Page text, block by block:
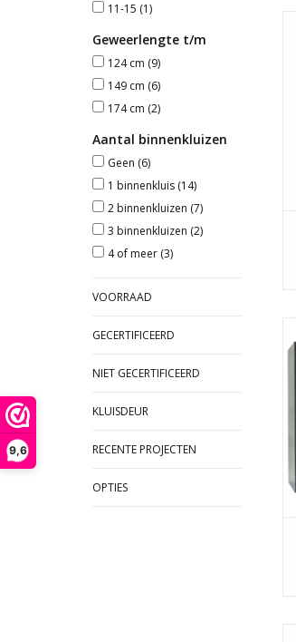
9,6
11-15 (1)
Geweerlengte t/m
124 cm (9)
149 cm (6)
174 cm (2)
Aantal binnenkluizen
Geen (6)
1 binnenkluis (14)
2 binnenkluizen (7)
3 binnenkluizen (2)
4 of meer (3)
VOORRAAD
GECERTIFICEERD
NIET GECERTIFICEERD
KLUISDEUR
RECENTE PROJECTEN
OPTIES